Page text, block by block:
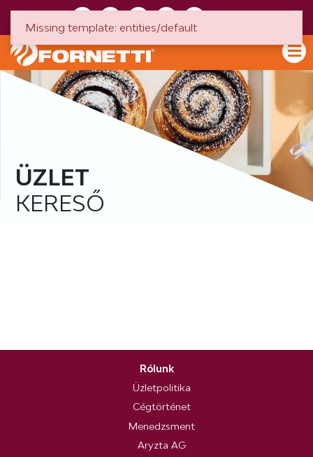
ÜZLET
KERESŐ
Rólunk
Üzletpolitika
Cégtörténet
Menedzsment
Aryzta AG
Missing template: entities/default